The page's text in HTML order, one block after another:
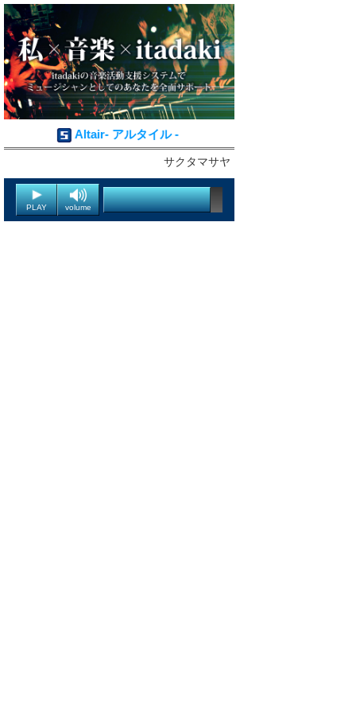
Altair- アルタイル -
サクタマサヤ
PLAY volume